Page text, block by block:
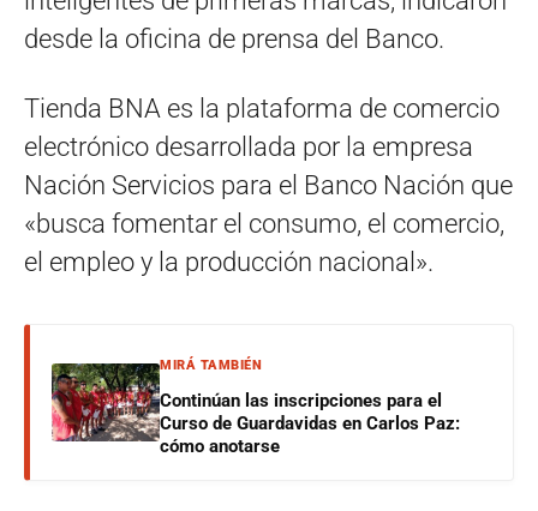
desde la oficina de prensa del Banco.
Tienda BNA es la plataforma de comercio
electrónico desarrollada por la empresa
Nación Servicios para el Banco Nación que
«busca fomentar el consumo, el comercio,
el empleo y la producción nacional».
MIRÁ TAMBIÉN
Continúan las inscripciones para el
Curso de Guardavidas en Carlos Paz:
cómo anotarse